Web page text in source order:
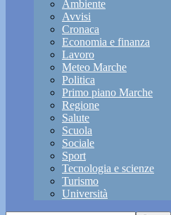
Ambiente
Avvisi
Cronaca
Economia e finanza
Lavoro
Meteo Marche
Politica
Primo piano Marche
Regione
Salute
Scuola
Sociale
Sport
Tecnologia e scienze
Turismo
Università